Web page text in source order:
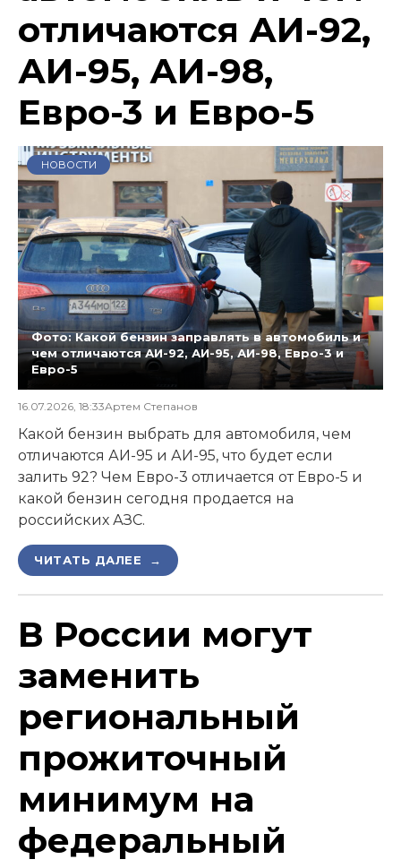
отличаются АИ-92,
АИ-95, АИ-98,
Евро-3 и Евро-5
НОВОСТИ
Фото: Какой бензин заправлять в автомобиль и
чем отличаются АИ-92, АИ-95, АИ-98, Евро-3 и
Евро-5
16.07.2026, 18:33Артем Степанов
Какой бензин выбрать для автомобиля, чем
отличаются АИ-95 и АИ-95, что будет если
залить 92? Чем Евро-3 отличается от Евро-5 и
какой бензин сегодня продается на
российских АЗС.
ЧИТАТЬ ДАЛЕЕ →
В России могут
заменить
региональный
прожиточный
минимум на
федеральный